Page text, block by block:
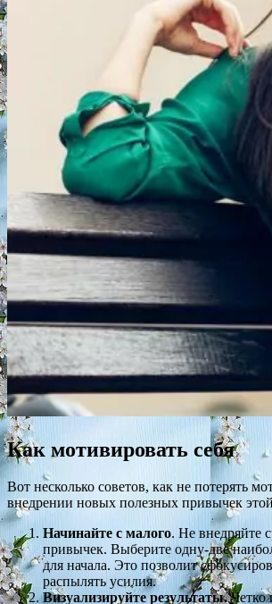
Как мотивировать себя
Вот несколько советов, как не потерять
внедрении новых полезных привычек
Начинайте с малого. Не внедряйте
привычек. Выберите одну-две
для начала. Это позволит
распылять усилия.
Визуализируйте результаты.Четко